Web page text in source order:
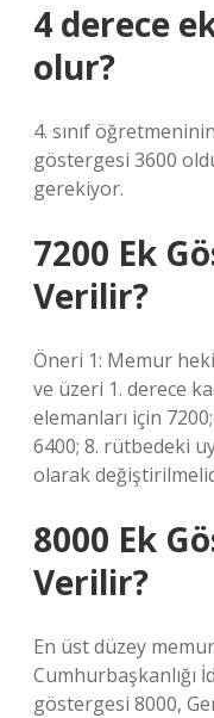
4 derece
olur?
4. sınıf
göstergesi 3600
gerekiyor.
7200 Ek
Verilir?
Öneri 1: Memur
ve üzeri 1. derece
elemanları için
6400; 8. rütbedeki
olarak
8000 Ek
Verilir?
En üst düzey
Cumhurbaşkanlığı
göstergesi 8000,